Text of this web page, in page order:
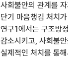
사회불안의 관계를
단기 마음챙김 처치
연구1에서는 구조방
감소시키고, 사회불
실제적인 처치를 통